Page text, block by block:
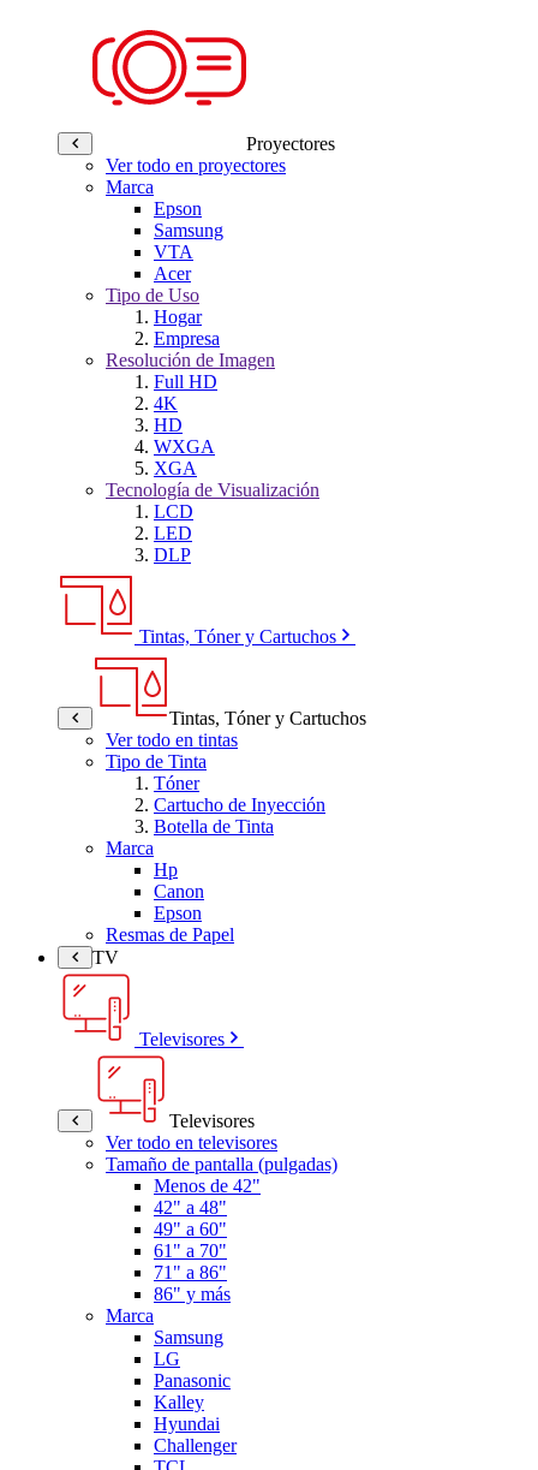
Proyectores
Ver todo en proyectores
Marca
Epson
Samsung
VTA
Acer
Tipo de Uso
Hogar
Empresa
Resolución de Imagen
Full HD
4K
HD
WXGA
XGA
Tecnología de Visualización
LCD
LED
DLP
Tintas, Tóner y Cartuchos
Tintas, Tóner y Cartuchos
Ver todo en tintas
Tipo de Tinta
Tóner
Cartucho de Inyección
Botella de Tinta
Marca
Hp
Canon
Epson
Resmas de Papel
TV
Televisores
Televisores
Ver todo en televisores
Tamaño de pantalla (pulgadas)
Menos de 42"
42" a 48"
49" a 60"
61" a 70"
71" a 86"
86" y más
Marca
Samsung
LG
Panasonic
Kalley
Hyundai
Challenger